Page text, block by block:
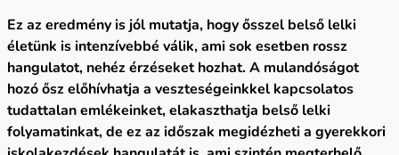
Ez az eredmény is jól mutatja, hogy ősszel belső lelki
életünk is intenzívebbé válik, ami sok esetben rossz
hangulatot, nehéz érzéseket hozhat. A mulandóságot
hozó ősz előhívhatja a veszteségeinkkel kapcsolatos
tudattalan emlékeinket, elakaszthatja belső lelki
folyamatinkat, de ez az időszak megidézheti a gyerekkori